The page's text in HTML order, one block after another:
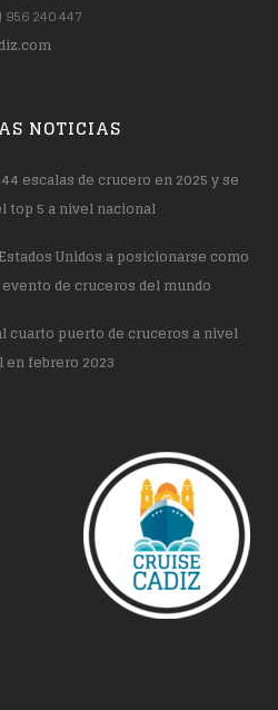
956 240 447
NOTICIAS
escalas de crucero en 2025 y se
top 5 a nivel nacional
Unidos a posicionarse como
de cruceros del mundo
cuarto puerto de cruceros a nivel
en febrero 2023